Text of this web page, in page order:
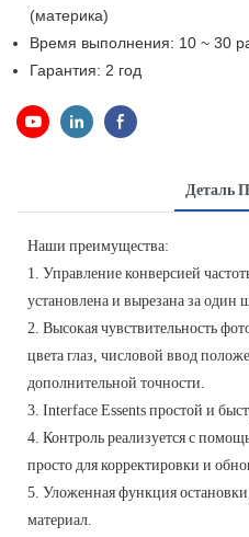
(материка)
Время выполнения: 10 ~ 30
Гарантия: 2 год
Деталь
Наши преимущества:
1. Управление конверсией
установлена и вырезана за один
2. Высокая чувствительность
цвета глаз, числовой ввод
дополнительной точности.
3. Interface Essents простой и
4. Контроль реализуется с
просто для корректировки и
5. Уложенная функция
материал.